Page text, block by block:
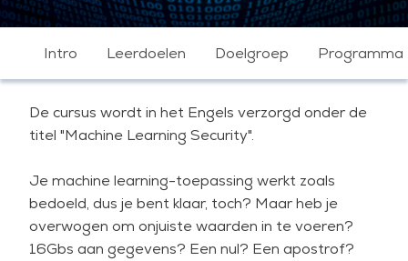
Intro Leerdoelen Doelgroep Programma
De cursus wordt in het Engels verzorgd onder de
titel "Machine Learning Security".
Je machine learning-toepassing werkt zoals
bedoeld, dus je bent klaar, toch? Maar heb je
overwogen om onjuiste waarden in te voeren?
16Gbs aan gegevens? Een nul? Een apostrof?